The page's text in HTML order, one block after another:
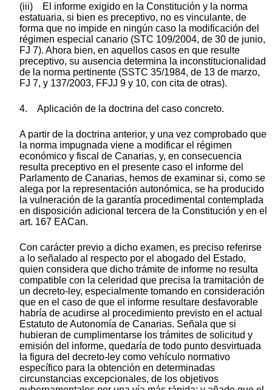
(iii) El informe exigido en la Constitución y la norma
estatuaria, si bien es preceptivo, no es vinculante, de
forma que no impide en ningún caso la modificación del
régimen especial canario (STC 109/2004, de 30 de junio,
FJ 7). Ahora bien, en aquellos casos en que resulte
preceptivo, su ausencia determina la inconstitucionalidad
de la norma pertinente (SSTC 35/1984, de 13 de marzo,
FJ 7, y 137/2003, FFJJ 9 y 10, con cita de otras).
4. Aplicación de la doctrina del caso concreto.
A partir de la doctrina anterior, y una vez comprobado que
la norma impugnada viene a modificar el régimen
económico y fiscal de Canarias, y, en consecuencia
resulta preceptivo en el presente caso el informe del
Parlamento de Canarias, hemos de examinar si, como se
alega por la representación autonómica, se ha producido
la vulneración de la garantía procedimental contemplada
en disposición adicional tercera de la Constitución y en el
art. 167 EACan.
Con carácter previo a dicho examen, es preciso referirse
a lo señalado al respecto por el abogado del Estado,
quien considera que dicho trámite de informe no resulta
compatible con la celeridad que precisa la tramitación de
un decreto-ley, especialmente tomando en consideración
que en el caso de que el informe resultare desfavorable
habría de acudirse al procedimiento previsto en el actual
Estatuto de Autonomía de Canarias. Señala que si
hubieran de cumplimentarse los trámites de solicitud y
emisión del informe, quedaría de todo punto desvirtuada
la figura del decreto-ley como vehículo normativo
específico para la obtención en determinadas
circunstancias excepcionales, de los objetivos